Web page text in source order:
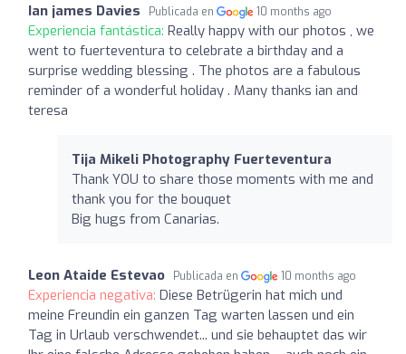
Ian james Davies Publicada en 10 months ago
Experiencia fantástica: Really happy with our photos , we
went to fuerteventura to celebrate a birthday and a
surprise wedding blessing . The photos are a fabulous
reminder of a wonderful holiday . Many thanks ian and
teresa
Tija Mikeli Photography Fuerteventura
Thank YOU to share those moments with me and
thank you for the bouquet
Big hugs from Canarias.
Leon Ataide Estevao Publicada en 10 months ago
Experiencia negativa: Diese Betrügerin hat mich und
meine Freundin ein ganzen Tag warten lassen und ein
Tag in Urlaub verschwendet... und sie behauptet das wir